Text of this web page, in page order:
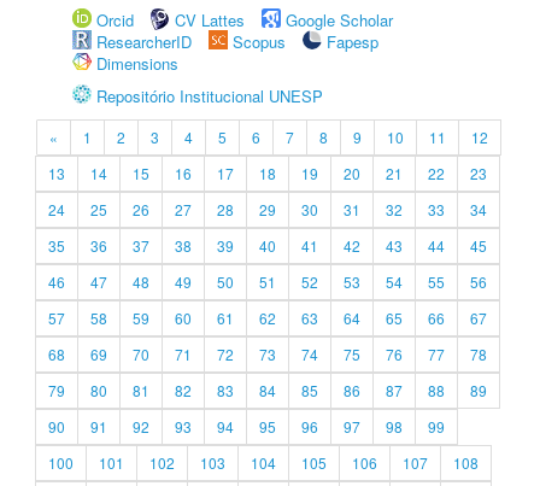
Orcid
CV Lattes
Google Scholar
ResearcherID
Scopus
Fapesp
Dimensions
Repositório Institucional UNESP
« 1 2 3 4 5 6 7 8 9 10 11
12
13
14 15 16 17 18 19 20 21 22
23
24
25 26 27 28 29 30 31 32 33
34
35
36 37 38 39 40 41 42 43 44
45
46
47 48 49 50 51 52 53 54 55
56
57
58 59 60 61 62 63 64 65 66
67
68
69 70 71 72 73 74 75 76 77
78
79
80 81 82 83 84 85 86 87 88
89
90
91 92 93 94 95 96 97 98
99
100
101 102 103 104 105 106 107
108